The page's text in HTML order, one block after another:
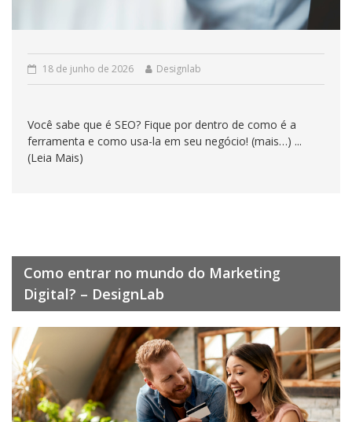
18 de junho de 2026 Designlab
Você sabe que é SEO? Fique por dentro de como é a
ferramenta e como usa-la em seu negócio! (mais…) ...
(Leia Mais)
Como entrar no mundo do Marketing
Digital? – DesignLab